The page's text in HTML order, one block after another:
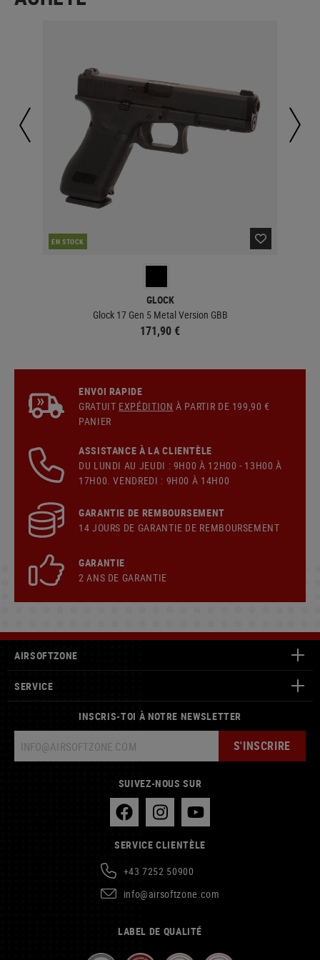
EN STOCK
GLOCK
Glock 17 Gen 5 Metal Version GBB
171,90 €
ENVOI RAPIDE
GRATUIT EXPÉDITION À PARTIR DE 199,90 €
PANIER
ASSISTANCE À LA CLIENTÈLE
DU LUNDI AU JEUDI : 9H00 À 12H00 - 13H00 À
17H00. VENDREDI : 9H00 À 14H00
GARANTIE DE REMBOURSEMENT
14 JOURS DE GARANTIE DE REMBOURSEMENT
GARANTIE
2 ANS DE GARANTIE
AIRSOFTZONE
SERVICE
INSCRIS-TOI À NOTRE NEWSLETTER
S'INSCRIRE
SUIVEZ-NOUS SUR
SERVICE CLIENTÈLE
+43 7252 50900
info@airsoftzone.com
LABEL DE QUALITÉ